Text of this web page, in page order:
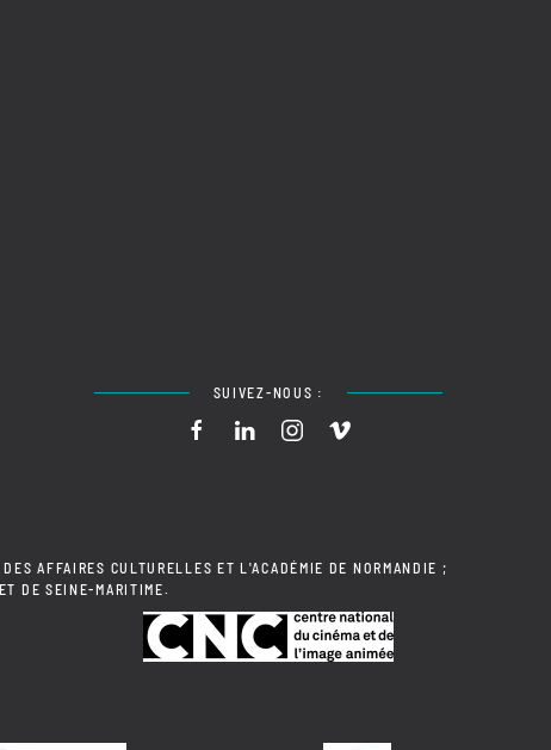
SUIVEZ-NOUS :
AFFAIRES CULTURELLES ET L'ACADÉMIE DE NORMANDIE ;
DE SEINE-MARITIME.